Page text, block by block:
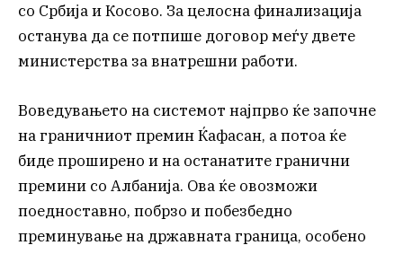
со Србија и Косово. За целосна финализација
останува да се потпише договор меѓу двете
министерства за внатрешни работи.
Воведувањето на системот најпрво ќе започне
на граничниот премин Ќафасан, а потоа ќе
биде проширено и на останатите гранични
премини со Албанија. Ова ќе овозможи
поедноставно, побрзо и побезбедно
преминување на државната граница, особено